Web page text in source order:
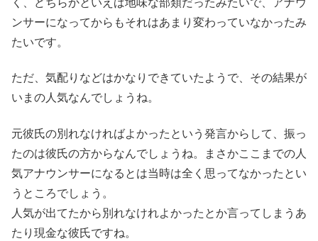
ンサーになってからもそれはあまり変わっていなかったみ
たいです。
ただ、気配りなどはかなりできていたようで、その結果が
いまの人気なんでしょうね。
元彼氏の別れなければよかったという発言からして、振っ
たのは彼氏の方からなんでしょうね。まさかここまでの人
気アナウンサーになるとは当時は全く思ってなかったとい
うところでしょう。
人気が出てたから別れなけれよかったとか言ってしまうあ
たり現金な彼氏ですね。